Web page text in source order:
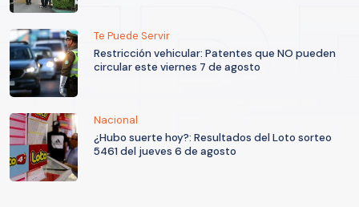
Te Puede Servir
Restricción vehicular: Patentes que NO pueden
circular este viernes 7 de agosto
Nacional
¿Hubo suerte hoy?: Resultados del Loto sorteo
5461 del jueves 6 de agosto